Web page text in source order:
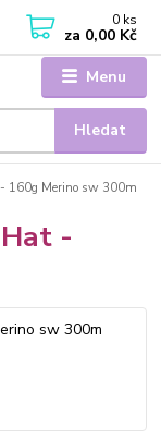
Menu
Hledat
0 ks
za 0,00 Kč
160g Merino sw 300m
-